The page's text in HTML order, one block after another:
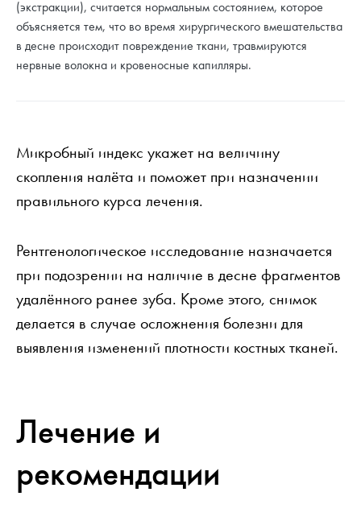
(экстракции), считается нормальным состоянием, которое
объясняется тем, что во время хирургического вмешательства
в десне происходит повреждение ткани, травмируются
нервные волокна и кровеносные капилляры.
Микробный индекс укажет на величину
скопления налёта и поможет при назначении
правильного курса лечения.
Рентгенологическое исследование назначается
при подозрении на наличие в десне фрагментов
удалённого ранее зуба. Кроме этого, снимок
делается в случае осложнения болезни для
выявления изменений плотности костных тканей.
Лечение и
рекомендации